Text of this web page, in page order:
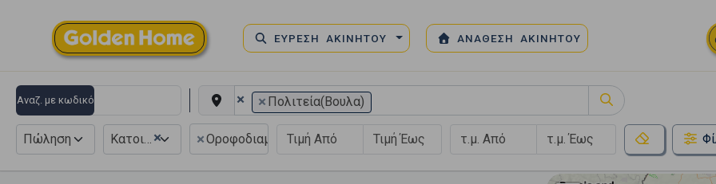
ΕΥΡΕΣΗ ΑΚΙΝΗΤΟΥ ΑΝΑΘΕΣΗ ΑΚΙΝΗΤΟΥ
Αναζ. με κωδικό × × Πολιτεία(Βουλα)
Πώληση ×
Κατοικία ×Οροφοδιαμέρισμα